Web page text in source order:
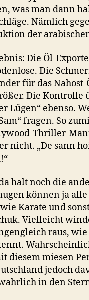
was man dann
Nämlich
der
Die Öl-
Die
für das
Die Kontrolle
Lügen“ ebenso.
fragen. So
Thriller-
nicht. „De sann
halt noch die
können ja
Karate und
Vielleicht
raus, wie
diesem miesen
jedoch
in den